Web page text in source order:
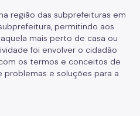
região das subprefeituras em
permitindo aos
mais perto de casa ou
foi envolver o cidadão
os termos e conceitos de
e soluções para a